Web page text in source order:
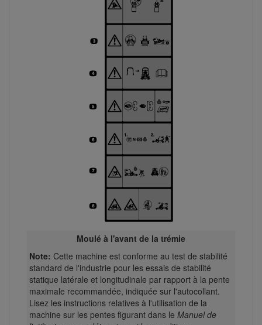
Moulé à l'avant de la trémie
Note: Cette machine est conforme au test de stabilité
standard de l'industrie pour les essais de stabilité
statique latérale et longitudinale par rapport à la pente
maximale recommandée, indiquée sur l'autocollant.
Lisez les instructions relatives à l'utilisation de la
machine sur les pentes figurant dans le Manuel de